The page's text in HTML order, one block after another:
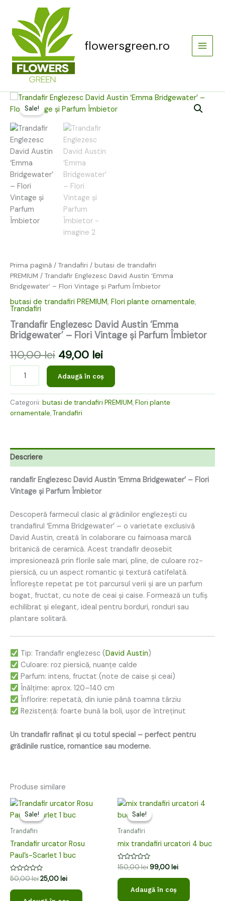
content
flowersgreen.ro
Sale!
Prima pagină / Trandafiri / butasi de trandafiri
PREMIUM / Trandafir Englezesc David Austin ‘Emma
Bridgewater’ – Flori Vintage și Parfum Îmbietor
butasi de trandafiri PREMIUM, Flori plante ornamentale,
Trandafiri
Trandafir Englezesc David Austin ‘Emma
Bridgewater’ – Flori Vintage și Parfum Îmbietor
110,00lei
Prețul
a
fost:
110,00 lei.
49,00 lei
Prețul
49,00 lei.
Cantitate
Trandafir
Englezesc
David
Austin
‘Emma
Bridgewater’
–
Flori
Vintage
și
Parfum
Îmbietor
Adaugă în coș
Categorii: butasi de trandafiri PREMIUM,Flori plante
ornamentale,Trandafiri
Descriere
randafir Englezesc David Austin ‘Emma Bridgewater’ – Flori
Vintage și Parfum Îmbietor
Descoperă farmecul clasic al grădinilor englezești cu
trandafirul ‘Emma Bridgewater’ – o varietate exclusivă
David Austin, creată în colaborare cu faimoasa marcă
britanică de ceramică. Acest trandafir deosebit
impresionează prin florile sale mari, pline, de culoare roz-
piersică, cu un aspect romantic și textură catifelată.
Înflorește repetat pe tot parcursul verii și are un parfum
bogat, fructat, cu note de ceai și caise. Formează un tufiș
echilibrat și elegant, ideal pentru borduri, ronduri sau
plantare solitară.
Tip: Trandafir englezesc (David Austin)
Culoare: roz piersică, nuanțe calde
Parfum: intens, fructat (note de caise și ceai)
Înălțime: aprox. 120–140 cm
Înflorire: repetată, din iunie până toamna târziu
Rezistență: foarte bună la boli, ușor de întreținut
Un trandafir rafinat și cu totul special – perfect pentru
grădinile rustice, romantice sau moderne.
Produse similare
Sale!
Sale!
Trandafiri
Trandafir urcator Rosu
Paul’s-Scarlet 1 buc
Evaluat
0
50,00lei
Prețul
inițial
a
25,00 lei
Prețul
este:
Sale!
Sale!
Trandafiri
mix trandafiri urcatori 4 buc
Evaluat
0
150,00lei
Prețul
a
99,00 lei
Prețul
Adaugă în coș